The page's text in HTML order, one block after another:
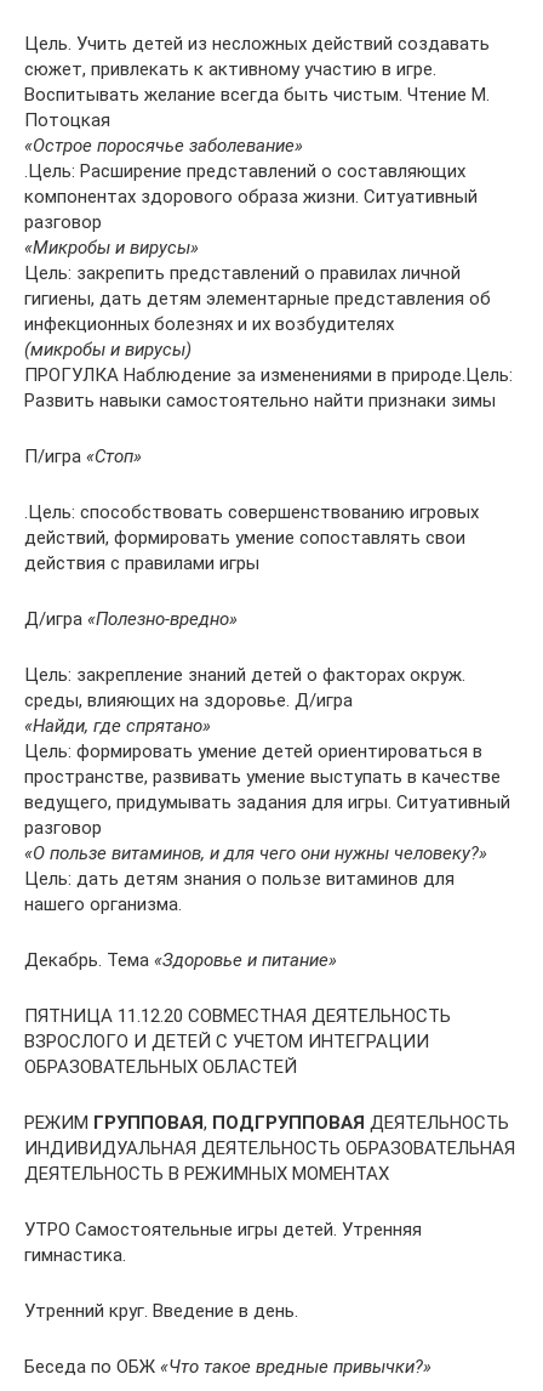
Цель. Учить детей из несложных действий создавать
сюжет, привлекать к активному участию в игре.
Воспитывать желание всегда быть чистым. Чтение М.
Потоцкая
«Острое поросячье заболевание»
.Цель: Расширение представлений о составляющих
компонентах здорового образа жизни. Ситуативный
разговор
«Микробы и вирусы»
Цель: закрепить представлений о правилах личной
гигиены, дать детям элементарные представления об
инфекционных болезнях и их возбудителях
(микробы и вирусы)
ПРОГУЛКА Наблюдение за изменениями в природе.Цель:
Развить навыки самостоятельно найти признаки зимы
П/игра «Стоп»
.Цель: способствовать совершенствованию игровых
действий, формировать умение сопоставлять свои
действия с правилами игры
Д/игра «Полезно-вредно»
Цель: закрепление знаний детей о факторах окруж.
среды, влияющих на здоровье. Д/игра
«Найди, где спрятано»
Цель: формировать умение детей ориентироваться в
пространстве, развивать умение выступать в качестве
ведущего, придумывать задания для игры. Ситуативный
разговор
«О пользе витаминов, и для чего они нужны человеку?»
Цель: дать детям знания о пользе витаминов для
нашего организма.
Декабрь. Тема «Здоровье и питание»
ПЯТНИЦА 11.12.20 СОВМЕСТНАЯ ДЕЯТЕЛЬНОСТЬ
ВЗРОСЛОГО И ДЕТЕЙ С УЧЕТОМ ИНТЕГРАЦИИ
ОБРАЗОВАТЕЛЬНЫХ ОБЛАСТЕЙ
РЕЖИМ ГРУППОВАЯ, ПОДГРУППОВАЯ ДЕЯТЕЛЬНОСТЬ
ИНДИВИДУАЛЬНАЯ ДЕЯТЕЛЬНОСТЬ ОБРАЗОВАТЕЛЬНАЯ
ДЕЯТЕЛЬНОСТЬ В РЕЖИМНЫХ МОМЕНТАХ
УТРО Самостоятельные игры детей. Утренняя
гимнастика.
Утренний круг. Введение в день.
Беседа по ОБЖ «Что такое вредные привычки?»